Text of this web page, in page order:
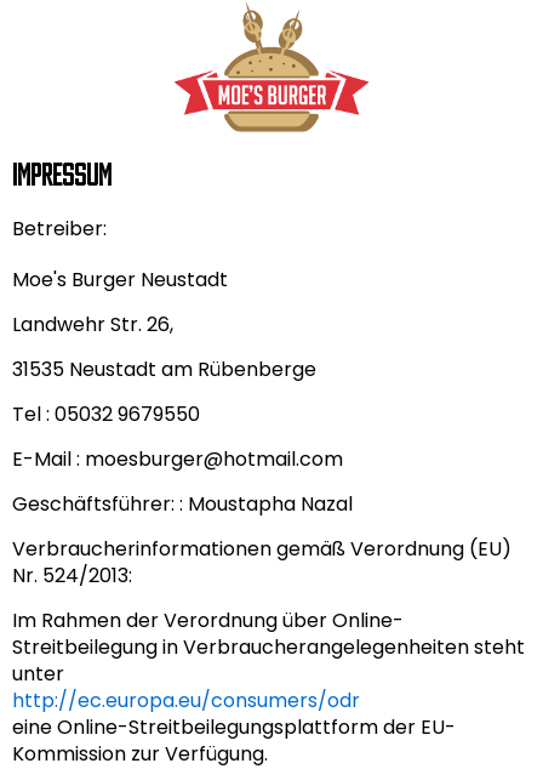
Impressum
Betreiber:
Moe's Burger Neustadt
Landwehr Str. 26,
31535 Neustadt am Rübenberge
Tel : 05032 9679550
E-Mail : moesburger@hotmail.com
Geschäftsführer: : Moustapha Nazal
Verbraucherinformationen gemäß Verordnung (EU)
Nr. 524/2013:
Im Rahmen der Verordnung über Online-
Streitbeilegung in Verbraucherangelegenheiten steht
unter
http://ec.europa.eu/consumers/odr
eine Online-Streitbeilegungsplattform der EU-
Kommission zur Verfügung.